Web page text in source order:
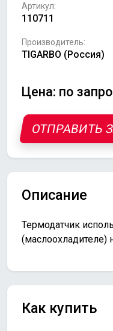
Артикул:
110711
Производитель:
TIGARBO (Россия)
Цена: по
ОТПРАВИТЬ
Описание
Термодатчик
(маслоохладителе)
Как купить